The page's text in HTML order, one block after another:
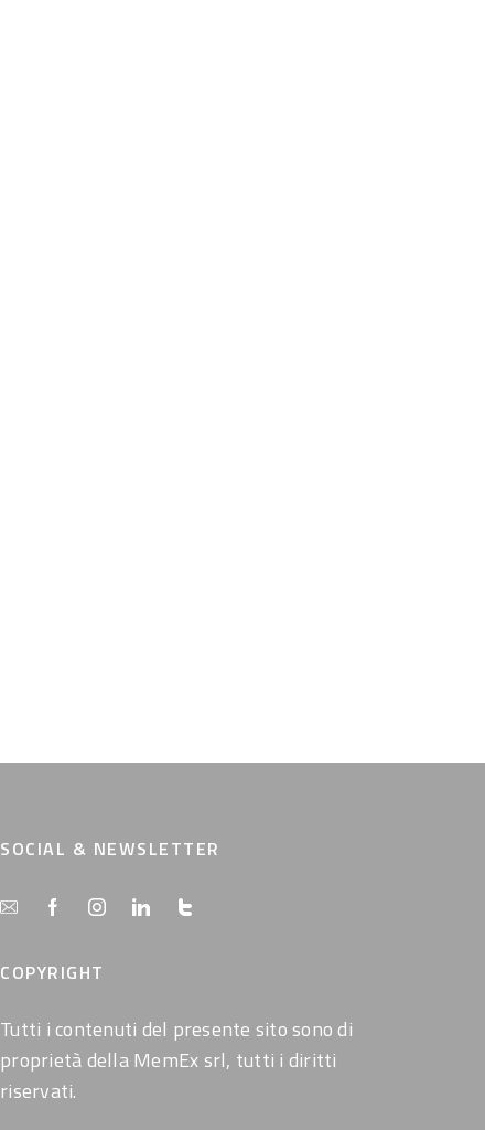
SOCIAL & NEWSLETTER
COPYRIGHT
Tutti i contenuti del presente sito sono di
proprietà della MemEx srl, tutti i diritti
riservati.